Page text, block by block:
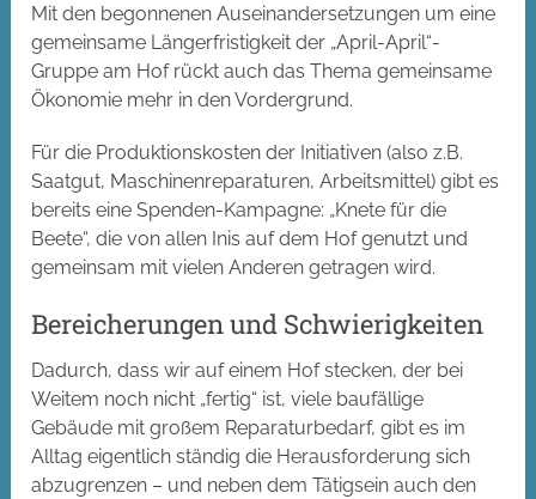
Mit den begonnenen Auseinandersetzungen um eine
gemeinsame Längerfristigkeit der „April-April“-
Gruppe am Hof rückt auch das Themagemeinsame
Ökonomie mehr in den Vordergrund.
Für die Produktionskosten der Initiativen (also z.B.
Saatgut, Maschinenreparaturen, Arbeitsmittel) gibt es
bereits eine Spenden-Kampagne: „Knete für die
Beete“, die von allen Inis auf dem Hof genutzt und
gemeinsam mit vielen Anderen getragen wird.
Bereicherungen und Schwierigkeiten
Dadurch, dass wir auf einem Hof stecken, der bei
Weitem noch nicht „fertig“ ist, viele baufällige
Gebäude mit großem Reparaturbedarf, gibt es im
Alltag eigentlich ständig die Herausforderung sich
abzugrenzen – und neben dem Tätigsein auch den